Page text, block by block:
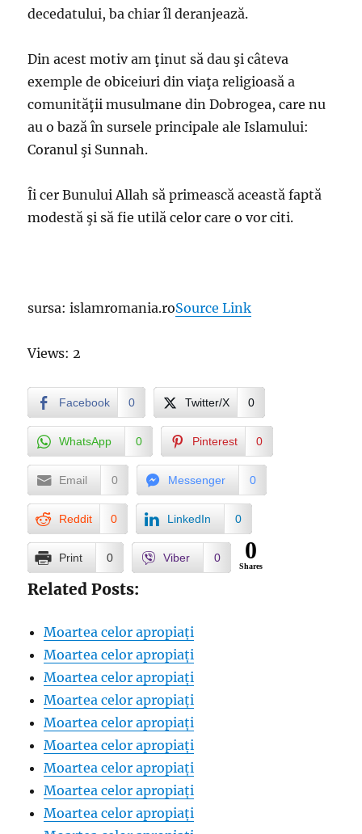
decedatului, ba chiar îl deranjează.
Din acest motiv am ţinut să dau şi câteva
exemple de obiceiuri din viaţa religioasă a
comunităţii musulmane din Dobrogea, care nu
au o bază în sursele principale ale Islamului:
Coranul şi Sunnah.
Îi cer Bunului Allah să primească această faptă
modestă şi să fie utilă celor care o vor citi.
sursa: islamromania.roSource Link
Views: 2
Facebook 0 Twitter/X 0
WhatsApp 0 Pinterest 0
Email 0 Messenger 0
Reddit 0 LinkedIn 0
Print 0 Viber 0 0
Shares
Related Posts:
Moartea celor apropiați
Moartea celor apropiați
Moartea celor apropiați
Moartea celor apropiați
Moartea celor apropiați
Moartea celor apropiați
Moartea celor apropiați
Moartea celor apropiați
Moartea celor apropiați